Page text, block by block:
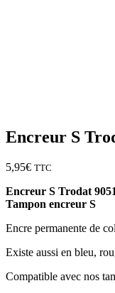
Encreur S
5,95€ TTC
Encreur S Trodat
Tampon encreur S
Encre permanente de
Existe aussi en bleu,
Compatible avec nos